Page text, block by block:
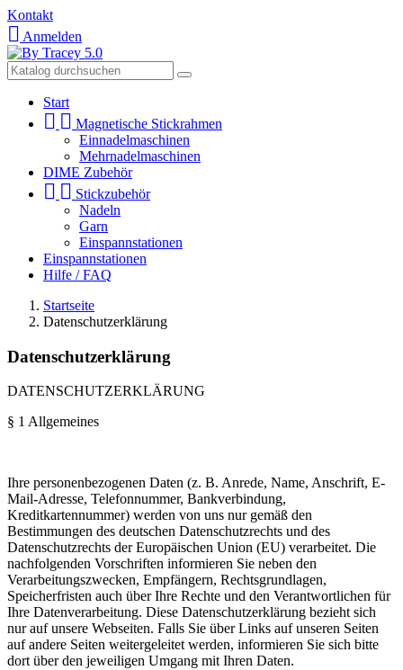
Kontakt
 Anmelden
Start
  Magnetische Stickrahmen
Einnadelmaschinen
Mehrnadelmaschinen
DIME Zubehör
  Stickzubehör
Nadeln
Garn
Einspannstationen
Einspannstationen
Hilfe / FAQ
Startseite
Datenschutzerklärung
Datenschutzerklärung
DATENSCHUTZERKLÄRUNG
§ 1 Allgemeines
Ihre personenbezogenen Daten (z. B. Anrede, Name, Anschrift, E-
Mail-Adresse, Telefonnummer, Bankverbindung,
Kreditkartennummer) werden von uns nur gemäß den
Bestimmungen des deutschen Datenschutzrechts und des
Datenschutzrechts der Europäischen Union (EU) verarbeitet. Die
nachfolgenden Vorschriften informieren Sie neben den
Verarbeitungszwecken, Empfängern, Rechtsgrundlagen,
Speicherfristen auch über Ihre Rechte und den Verantwortlichen für
Ihre Datenverarbeitung. Diese Datenschutzerklärung bezieht sich
nur auf unsere Webseiten. Falls Sie über Links auf unseren Seiten
auf andere Seiten weitergeleitet werden, informieren Sie sich bitte
dort über den jeweiligen Umgang mit Ihren Daten.